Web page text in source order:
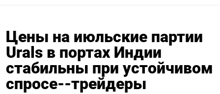
Цены на июльские партии
Urals в портах Индии
стабильны при устойчивом
спросе--трейдеры